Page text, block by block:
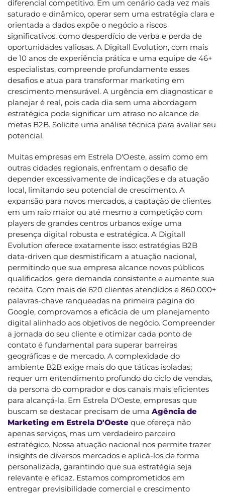
diferencial competitivo. Em um cenário cada vez mais
saturado e dinâmico, operar sem uma estratégia clara e
orientada a dados expõe o negócio a riscos
significativos, como desperdício de verba e perda de
oportunidades valiosas. A Digitall Evolution, com mais
de 10 anos de experiência prática e uma equipe de 46+
especialistas, compreende profundamente esses
desafios e atua para transformar marketing em
crescimento mensurável. A urgência em diagnosticar e
planejar é real, pois cada dia sem uma abordagem
estratégica pode significar um atraso no alcance de
metas B2B. Solicite uma análise técnica para avaliar seu
potencial.
Muitas empresas em Estrela D'Oeste, assim como em
outras cidades regionais, enfrentam o desafio de
depender excessivamente de indicações e da atuação
local, limitando seu potencial de crescimento. A
expansão para novos mercados, a captação de clientes
em um raio maior ou até mesmo a competição com
players de grandes centros urbanos exige uma
presença digital robusta e estratégica. A Digitall
Evolution oferece exatamente isso: estratégias B2B
data-driven que desmistificam a atuação nacional,
permitindo que sua empresa alcance novos públicos
qualificados, gere demanda consistente e aumente sua
receita. Com mais de 620 clientes atendidos e 860.000+
palavras-chave ranqueadas na primeira página do
Google, comprovamos a eficácia de um planejamento
digital alinhado aos objetivos de negócio. Compreender
a jornada do seu cliente e otimizar cada ponto de
contato é fundamental para superar barreiras
geográficas e de mercado. A complexidade do
ambiente B2B exige mais do que táticas isoladas;
requer um entendimento profundo do ciclo de vendas,
da persona do comprador e dos canais mais eficientes
para alcançá-la. Em Estrela D'Oeste, empresas que
buscam se destacar precisam de uma Agência de
Marketing em Estrela D'Oeste que ofereça não
apenas serviços, mas um verdadeiro parceiro
estratégico. Nossa atuação nacional nos permite trazer
insights de diversos mercados e aplicá-los de forma
personalizada, garantindo que sua estratégia seja
relevante e eficaz. Estamos comprometidos em
entregar previsibilidade comercial e crescimento